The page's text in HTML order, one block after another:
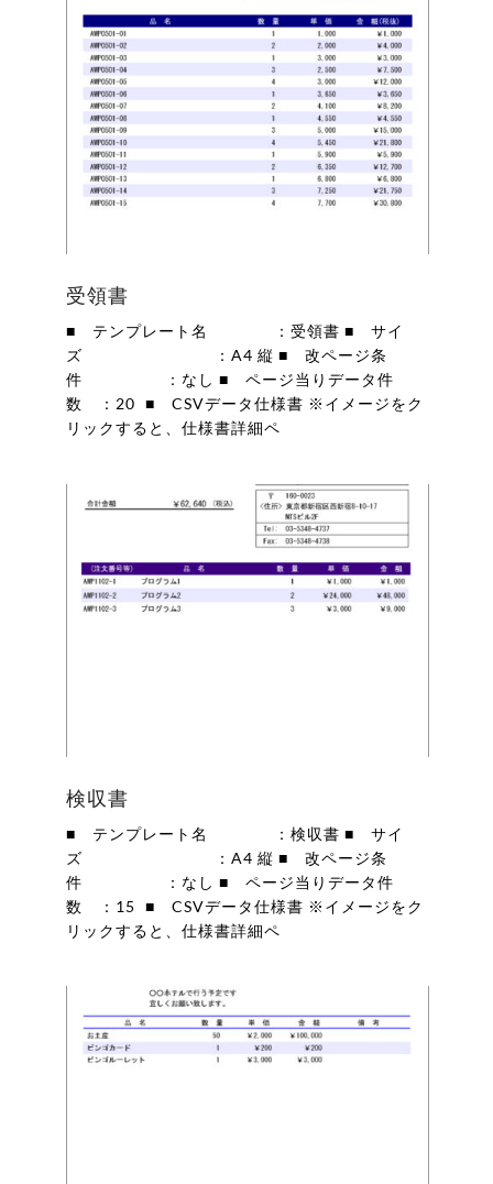
受領書
■ テンプレート名 ：受領書 ■ サイ
ズ ：A4 縦 ■ 改ページ条
件 ：なし ■ ページ当りデータ件
数 ：20 ■ CSVデータ仕様書 ※イメージをク
リックすると、仕様書詳細ペ
検収書
■ テンプレート名 ：検収書 ■ サイ
ズ ：A4 縦 ■ 改ページ条
件 ：なし ■ ページ当りデータ件
数 ：15 ■ CSVデータ仕様書 ※イメージをク
リックすると、仕様書詳細ペ